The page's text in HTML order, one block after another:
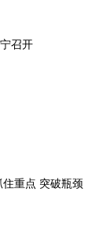
召开
重点 突破瓶颈